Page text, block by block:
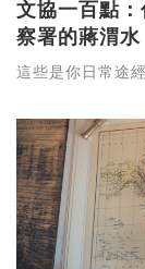
文協一百點
察署的蔣渭水
這些是你日常途